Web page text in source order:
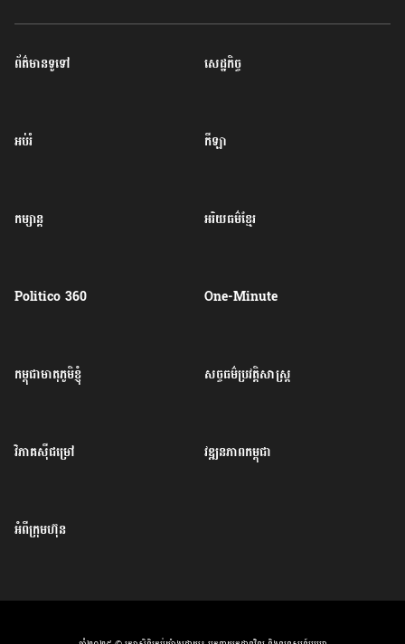
ព័ត៌មានទូទៅ សេដ្ឋកិច្ច
អប់រំ កីឡា
កម្សាន្ត អរិយធម៌ខ្មែរ
Politico 360 One-Minute
កម្ពុជាមាតុភូមិខ្ញុំ សច្ចធម៌ប្រវត្តិសាស្ត្រ
វិភាគសុីជម្រៅ វឌ្ឍនភាពកម្ពុជា
អំពីក្រុមហ៊ុន